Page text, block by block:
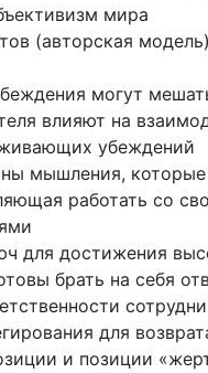
мира
(авторская
могут
влияют на
убеждений
мышления,
работать со
для достижения
брать на себя
для
и позиции